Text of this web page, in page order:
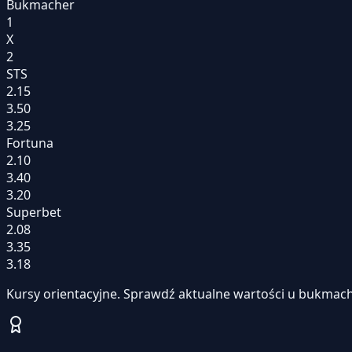
Bukmacher
1
X
2
STS
2.15
3.50
3.25
Fortuna
2.10
3.40
3.20
Superbet
2.08
3.35
3.18
Kursy orientacyjne. Sprawdź aktualne wartości u